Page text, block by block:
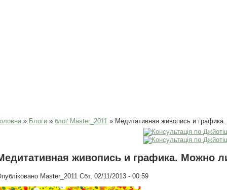
є тут
» Блоги» блоґ Master_2011 » Медитативная живопись и
живопись и графика. Можно
Master_2011 Сбт, 02/11/2013 - 00:59